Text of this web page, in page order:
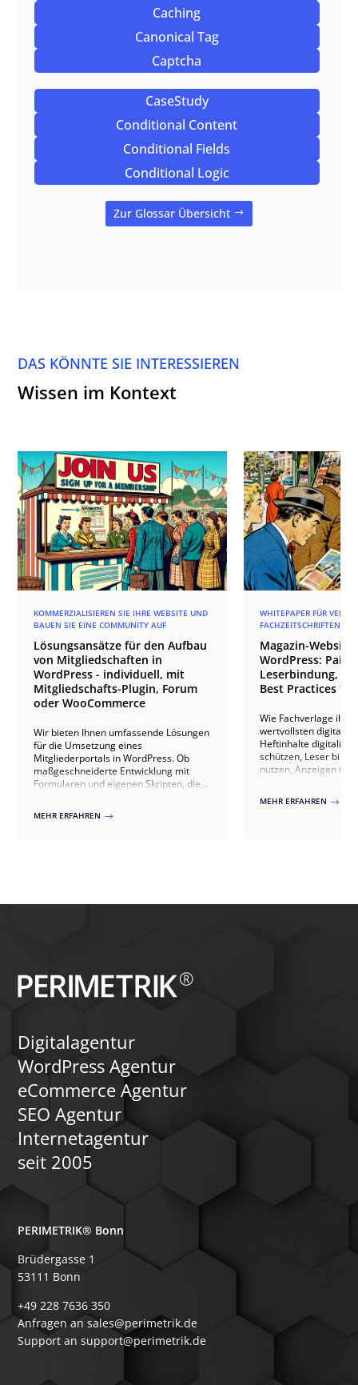
Caching
Canonical Tag
Captcha
CaseStudy
Conditional Content
Conditional Fields
Conditional Logic
Zur Glossar Übersicht
DAS KÖNNTE SIE INTERESSIEREN
Wissen im Kontext
KOMMERZIALISIEREN SIE IHRE WEBSITE UND
BAUEN SIE EINE COMMUNITY AUF
Lösungsansätze für den Aufbau
von Mitgliedschaften in
WordPress - individuell, mit
Mitgliedschafts-Plugin, Forum
oder WooCommerce
Wir bieten Ihnen umfassende Lösungen
für die Umsetzung eines
Mitgliederportals in WordPress. Ob
maßgeschneiderte Entwicklung mit
Formularen und eigenen Skripten, die
Erweiterungen – wir passen die Lösung
MEHR ERFAHREN $
WHITEPAPER FÜR
FACHZEITSCHRIFTEN
Magazin-
WordPress: Paid
Leserbindung,
Best Practices für
Wie Fachverlage ihre
wertvollsten digitalen
Heftinhalte
schützen, Leser
nutzen, Anzeigen
20+ Verlagsprojekten.
MEHR ERFAHREN $
Digitalagentur
WordPress Agentur
eCommerce Agentur
SEO Agentur
Internetagentur
seit 2005
PERIMETRIK® Bonn
Brüdergasse 1
53111 Bonn
+49 228 7636 350
Anfragen an sales@perimetrik.de
Support an support@perimetrik.de